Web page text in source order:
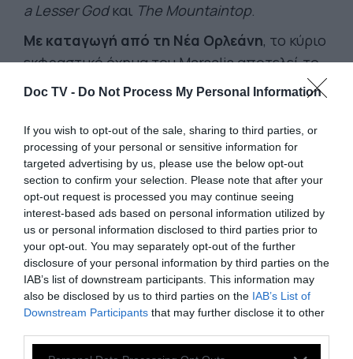
Doc TV - Do Not Process My Personal Information
If you wish to opt-out of the sale, sharing to third parties, or
processing of your personal or sensitive information for
targeted advertising by us, please use the below opt-out
section to confirm your selection. Please note that after your
opt-out request is processed you may continue seeing
interest-based ads based on personal information utilized by
us or personal information disclosed to third parties prior to
your opt-out. You may separately opt-out of the further
disclosure of your personal information by third parties on the
IAB’s list of downstream participants. This information may
also be disclosed by us to third parties on the IAB’s List of
Downstream Participants that may further disclose it to other
a Lesser Godκαι The Mountaintop.
Με καταγωγή από τη Νέα Ορλεάνη, το κύριο
εκφραστικό όχημα του Marsalis αποτελεί το
Branford Marsalis Quartet. Μετά από σχεδόν
στη σύνθεσή του, αυτό το μουσικό σύνολο
είναι ιδιαίτερα αγαπητό για την ερμηνεία
ενός πολυδιάστατου ρεπερτορίου που
περιλαμβάνει τόσο πρωτότυπες συνθέσεις
όσο και κλασικά έργα της τζαζ και της ποπ
μουσικής.
Τον Μάρτιο του 2025, το Branford Marsalis
Quartet κυκλοφόρησε τη νέα του
δισκογραφική δουλειά με τίτλοBelonging, το
πρώτο τους άλμπουμ με την Blue Note